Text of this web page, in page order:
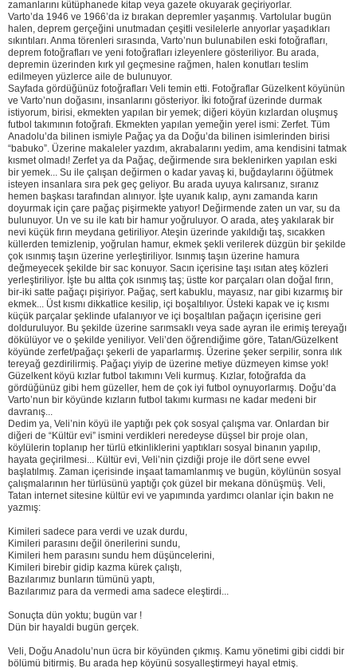
zamanlarını kütüphanede kitap veya gazete okuyarak geçiriyorlar.
Varto’da 1946 ve 1966’da iz bırakan depremler yaşanmış. Vartolular bugün
halen, deprem gerçeğini unutmadan çeşitli vesilelerle anıyorlar yaşadıkları
sıkıntıları. Anma törenleri sırasında, Varto’nun bulunabilen eski fotoğrafları,
deprem fotoğrafları ve yeni fotoğrafları izleyenlere gösteriliyor. Bu arada,
depremin üzerinden kırk yıl geçmesine rağmen, halen konutları teslim
edilmeyen yüzlerce aile de bulunuyor.
Sayfada gördüğünüz fotoğrafları Veli temin etti. Fotoğraflar Güzelkent köyünün
ve Varto’nun doğasını, insanlarını gösteriyor. İki fotoğraf üzerinde durmak
istiyorum, birisi, ekmekten yapılan bir yemek; diğeri köyün kızlardan oluşmuş
futbol takımının fotoğrafı. Ekmekten yapılan yemeğin yerel ismi: Zerfet. Tüm
Anadolu’da bilinen ismiyle Pağaç ya da Doğu’da bilinen isimlerinden birisi
“babuko”. Üzerine makaleler yazdım, akrabalarını yedim, ama kendisini tatmak
kısmet olmadı! Zerfet ya da Pağaç, değirmende sıra beklenirken yapılan eski
bir yemek... Su ile çalışan değirmen o kadar yavaş ki, buğdaylarını öğütmek
isteyen insanlara sıra pek geç geliyor. Bu arada uyuya kalırsanız, sıranız
hemen başkası tarafından alınıyor. İşte uyanık kalıp, aynı zamanda karın
doyurmak için çare pağaç pişirmekte yatıyor! Değirmende zaten un var, su da
bulunuyor. Un ve su ile katı bir hamur yoğruluyor. O arada, ateş yakılarak bir
nevi küçük fırın meydana getiriliyor. Ateşin üzerinde yakıldığı taş, sıcakken
küllerden temizlenip, yoğrulan hamur, ekmek şekli verilerek düzgün bir şekilde
çok ısınmış taşın üzerine yerleştiriliyor. Isınmış taşın üzerine hamura
değmeyecek şekilde bir sac konuyor. Sacın içerisine taşı ısıtan ateş közleri
yerleştiriliyor. İşte bu altta çok ısınmış taş; üstte kor parçaları olan doğal fırın,
bir-iki satte pağaçı pişiriyor. Pağaç, sert kabuklu, mayasız, nar gibi kızarmış bir
ekmek... Üst kısmı dikkatlice kesilip, içi boşaltılıyor. Üsteki kapak ve iç kısmı
küçük parçalar şeklinde ufalanıyor ve içi boşaltılan pağaçın içerisine geri
dolduruluyor. Bu şekilde üzerine sarımsaklı veya sade ayran ile erimiş tereyağı
dökülüyor ve o şekilde yeniliyor. Veli’den öğrendiğime göre, Tatan/Güzelkent
köyünde zerfet/pağaçı şekerli de yaparlarmış. Üzerine şeker serpilir, sonra ılık
tereyağ gezdirilirmiş. Pağaçı yiyip de üzerine metiye düzmeyen kimse yok!
Güzelkent köyü kızlar futbol takımını Veli kurmuş. Kızlar, fotoğrafda da
gördüğünüz gibi hem güzeller, hem de çok iyi futbol oynuyorlarmış. Doğu’da
Varto’nun bir köyünde kızların futbol takımı kurması ne kadar medeni bir
davranış...
Dedim ya, Veli’nin köyü ile yaptığı pek çok sosyal çalışma var. Onlardan bir
diğeri de “Kültür evi” ismini verdikleri neredeyse düşsel bir proje olan,
köylülerin toplanıp her türlü etkinliklerini yaptıkları sosyal binanın yapılıp,
hayata geçirilmesi... Kültür evi, Veli’nin çizdiği proje ile dört sene evvel
başlatılmış. Zaman içerisinde inşaat tamamlanmış ve bugün, köylünün sosyal
çalışmalarının her türlüsünü yaptığı çok güzel bir mekana dönüşmüş. Veli,
Tatan internet sitesine kültür evi ve yapımında yardımcı olanlar için bakın ne
yazmış:
Kimileri sadece para verdi ve uzak durdu,
Kimileri parasını değil önerilerini sundu,
Kimileri hem parasını sundu hem düşüncelerini,
Kimileri birebir gidip kazma kürek çalıştı,
Bazılarımız bunların tümünü yaptı,
Bazılarımız para da vermedi ama sadece eleştirdi...
Sonuçta dün yoktu; bugün var !
Dün bir hayaldi bugün gerçek.
Veli, Doğu Anadolu’nun ücra bir köyünden çıkmış. Kamu yönetimi gibi ciddi bir
bölümü bitirmiş. Bu arada hep köyünü sosyalleştirmeyi hayal etmiş.